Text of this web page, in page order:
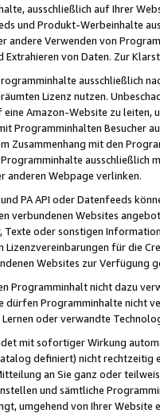
ausschließlich auf Ihrer
und Produkt-Werbeinhalte
andere Verwenden von
Extrahieren von Daten. Zur
ausschließlich
Lizenz nutzen.
Amazon-Website zu leiten,
Programminhalten Besucher
Zusammenhang mit den
ausschließlich
anderen Webpage verlinken.
PA API oder Datenfeeds
verbundenen Websites
Texte oder sonstigen
Lizenzvereinbarungen für die
Websites zur Verfügung
Programminhalt nicht dazu
dürfen Programminhalte nicht
Lernen oder verwandte
mit sofortiger Wirkung
definiert) nicht rechtzeitig
an Sie ganz oder
und sämtliche
umgehend von Ihrer